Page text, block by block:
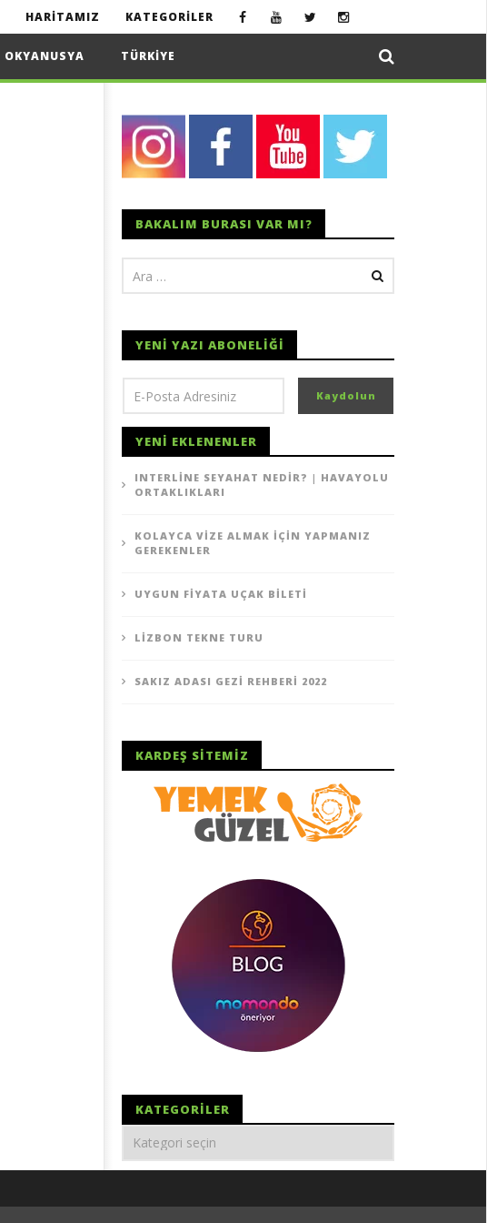
HARITAMIZ KATEGORILER
OKYANUSYA TÜRKIYE
BAKALIM BURASI VAR MI?
YENI YAZI ABONELIĞI
YENI EKLENENLER
INTERLINE SEYAHAT NEDIR? | HAVAYOLU
ORTAKLIKLARI
KOLAYCA VIZE ALMAK İÇIN YAPMANIZ
GEREKENLER
UYGUN FIYATA UÇAK BILETI
LIZBON TEKNE TURU
SAKIZ ADASI GEZI REHBERI 2022
KARDEŞ SITEMIZ
KATEGORILER